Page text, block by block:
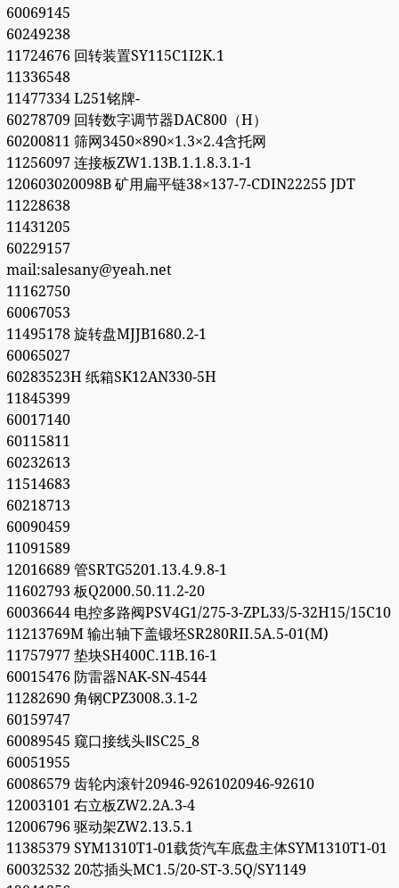
60069145
60249238
11724676 回转装置SY115C1I2K.1
11336548
11477334 L251铭牌-
60278709 回转数字调节器DAC800（H）
60200811 筛网3450×890×1.3×2.4含托网
11256097 连接板ZW1.13B.1.1.8.3.1-1
120603020098B 矿用扁平链38×137-7-CDIN22255 JDT
11228638
11431205
60229157
mail:salesany@yeah.net
11162750
60067053
11495178 旋转盘MJJB1680.2-1
60065027
60283523H 纸箱SK12AN330-5H
11845399
60017140
60115811
60232613
11514683
60218713
60090459
11091589
12016689 管SRTG5201.13.4.9.8-1
11602793 板Q2000.50.11.2-20
60036644 电控多路阀PSV4G1/275-3-ZPL33/5-32H15/15C10
11213769M 输出轴下盖锻坯SR280RII.5A.5-01(M)
11757977 垫块SH400C.11B.16-1
60015476 防雷器NAK-SN-4544
11282690 角钢CPZ3008.3.1-2
60159747
60089545 窥口接线头ⅡSC25_8
60051955
60086579 齿轮内滚针20946-9261020946-92610
12003101 右立板ZW2.2A.3-4
12006796 驱动架ZW2.13.5.1
11385379 SYM1310T1-01载货汽车底盘主体SYM1310T1-01
60032532 20芯插头MC1.5/20-ST-3.5Q/SY1149